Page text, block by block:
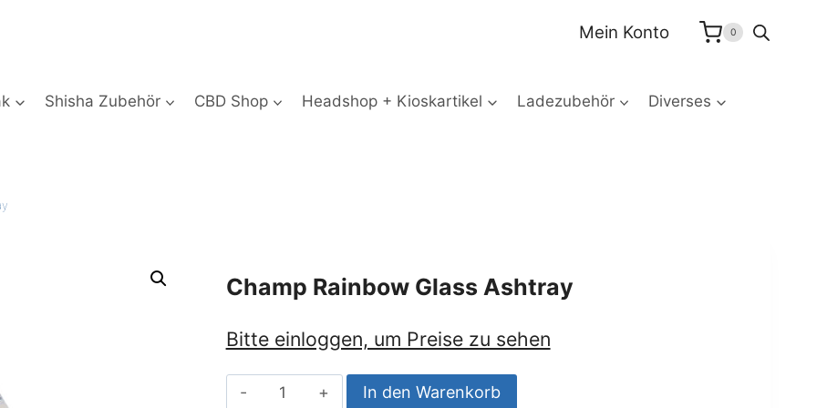
Mein Konto 0
Shisha Zubehör CBD Shop Headshop + Kioskartikel Ladezubehör Diverses
Champ Rainbow Glass Ashtray
Bitte einloggen, um Preise zu sehen
Champ
In den Warenkorb